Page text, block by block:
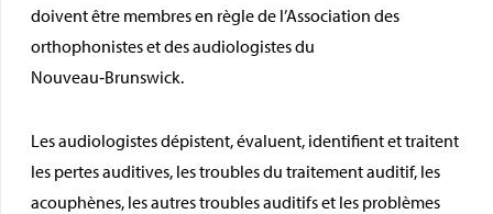
doivent être membres en règle de l’Association des
orthophonistes et des audiologistes du
Nouveau‑Brunswick.
Les audiologistes dépistent, évaluent, identifient et traitent
les pertes auditives, les troubles du traitement auditif, les
acouphènes, les autres troubles auditifs et les problèmes